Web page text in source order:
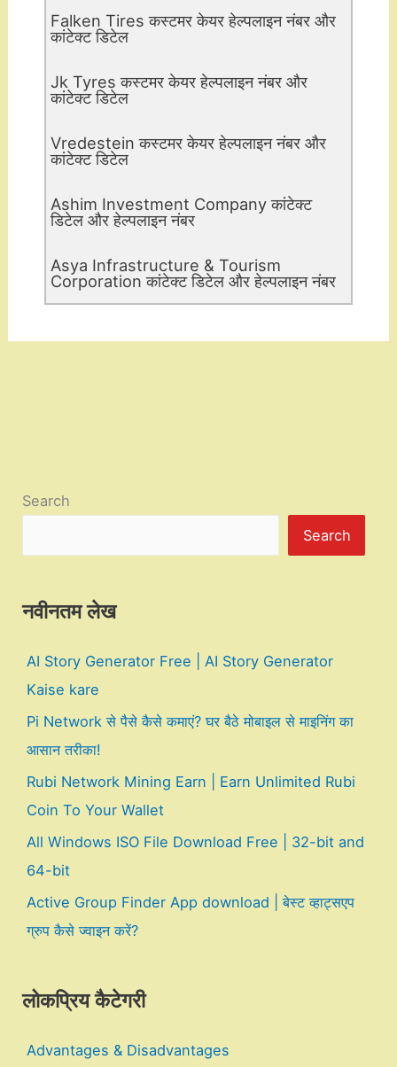
Falken Tires कस्टमर केयर हेल्पलाइन नंबर और
कांटेक्ट डिटेल
Jk Tyres कस्टमर केयर हेल्पलाइन नंबर और
कांटेक्ट डिटेल
Vredestein कस्टमर केयर हेल्पलाइन नंबर और
कांटेक्ट डिटेल
Ashim Investment Company कांटेक्ट
डिटेल और हेल्पलाइन नंबर
Asya Infrastructure & Tourism
Corporation कांटेक्ट डिटेल और हेल्पलाइन नंबर
Search
Search
नवीनतम लेख
AI Story Generator Free | AI Story Generator
Kaise kare
Pi Network से पैसे कैसे कमाएं? घर बैठे मोबाइल से माइनिंग का
आसान तरीका!
Rubi Network Mining Earn | Earn Unlimited Rubi
Coin To Your Wallet
All Windows ISO File Download Free | 32-bit and
64-bit
Active Group Finder App download | बेस्ट व्हाट्सएप
ग्रुप कैसे ज्वाइन करें?
लोकप्रिय कैटेगरी
Advantages & Disadvantages